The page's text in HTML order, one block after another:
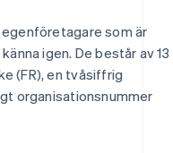
som är
igen. De består av 13
(FR), en tvåsiffrig
organisationsnummer